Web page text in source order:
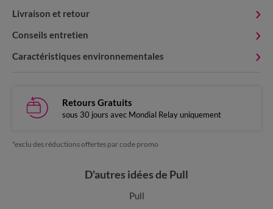
Livraison et retour
Conseils entretien
Caractéristiques environnementales
Retours Gratuits
sous 30 jours avec Mondial Relay uniquement
*exclu des réductions offertes par code promo
D'autres idées de Pull
Pull